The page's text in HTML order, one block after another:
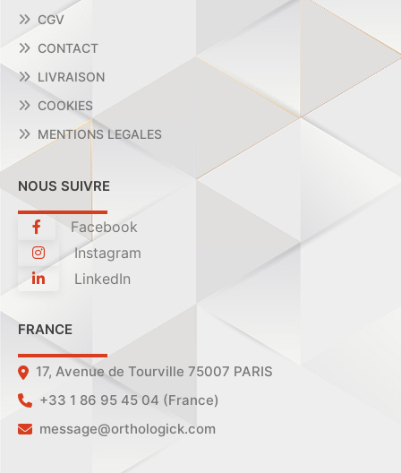
CGV
CONTACT
LIVRAISON
COOKIES
MENTIONS LEGALES
NOUS SUIVRE
Facebook
Instagram
LinkedIn
FRANCE
17, Avenue de Tourville 75007 PARIS
+33 1 86 95 45 04 (France)
message@orthologick.com